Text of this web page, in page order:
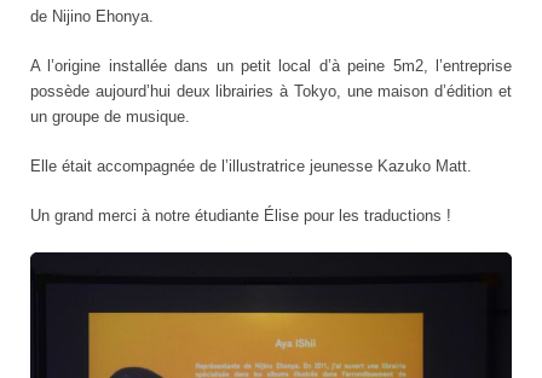
de Nijino Ehonya.
A l’origine installée dans un petit local d’à peine 5m2, l’entreprise
possède aujourd’hui deux librairies à Tokyo, une maison d’édition et
un groupe de musique.
Elle était accompagnée de l’illustratrice jeunesse Kazuko Matt.
Un grand merci à notre étudiante Élise pour les traductions !